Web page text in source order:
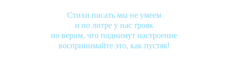
Стихи писать мы не умеем
и по литре у нас трояк
но верим, что поднимут настроение
воспринимайте это, как пустяк!